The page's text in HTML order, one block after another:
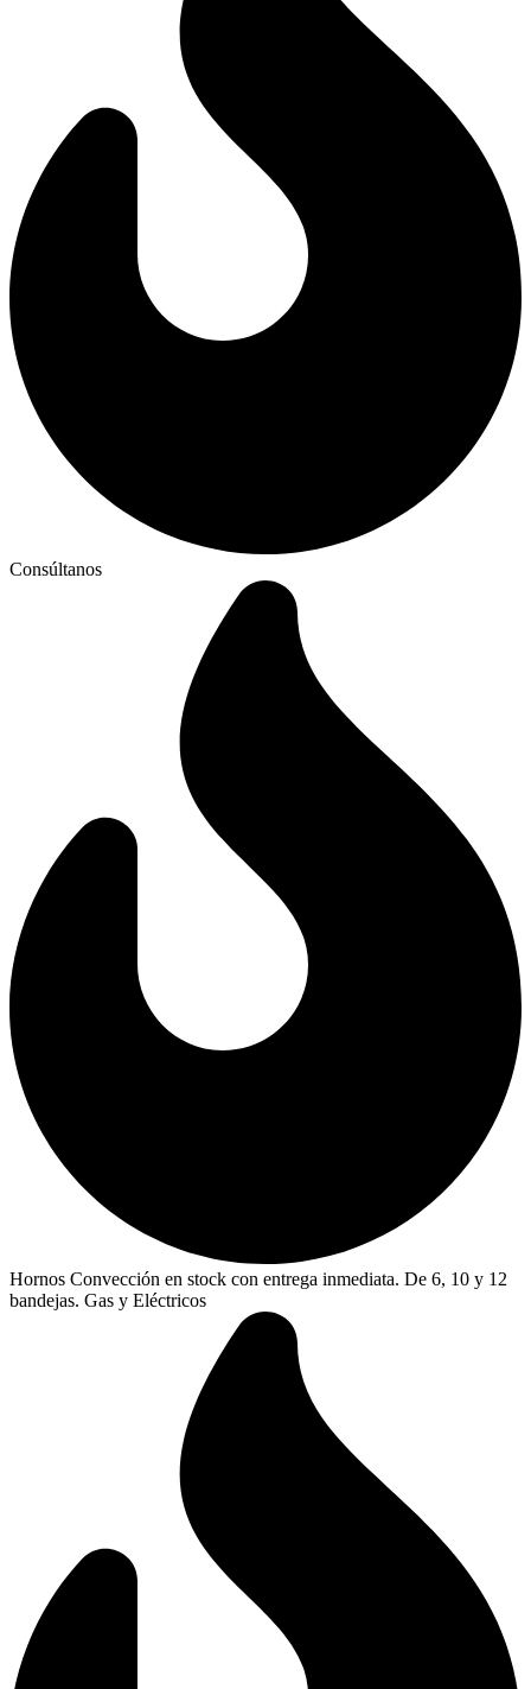
Consúltanos
Hornos Convección en stock con entrega inmediata. De 6, 10 y 12
bandejas. Gas y Eléctricos